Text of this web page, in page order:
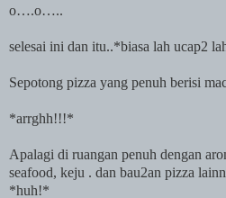
o….o…..
selesai ini dan itu..*biasa lah ucap2
Sepotong pizza yang penuh berisi
*arrghh!!!*
Apalagi di ruangan penuh dengan
seafood, keju . dan bau2an pizza
*huh!*